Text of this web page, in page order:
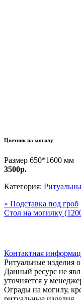
Цветник на могилу
Размер 650*1600 мм
3500р.
Категория:
« Подставка под гроб
Стол на могилку
Контактная
Ритуальные изделия
Данный ресурс не
уточняется у
Ограды на могилу,